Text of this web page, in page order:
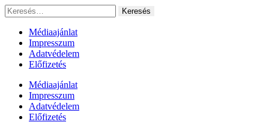
Ugrás
a
tartalomhoz
Keresés:
Médiaajánlat
Impresszum
Adatvédelem
Előfizetés
Médiaajánlat
Impresszum
Adatvédelem
Előfizetés